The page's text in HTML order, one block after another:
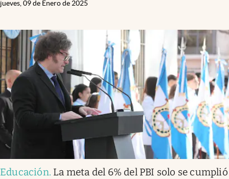
jueves, 09 de Enero de 2025
Educación. La meta del 6% del PBI solo se cumplió